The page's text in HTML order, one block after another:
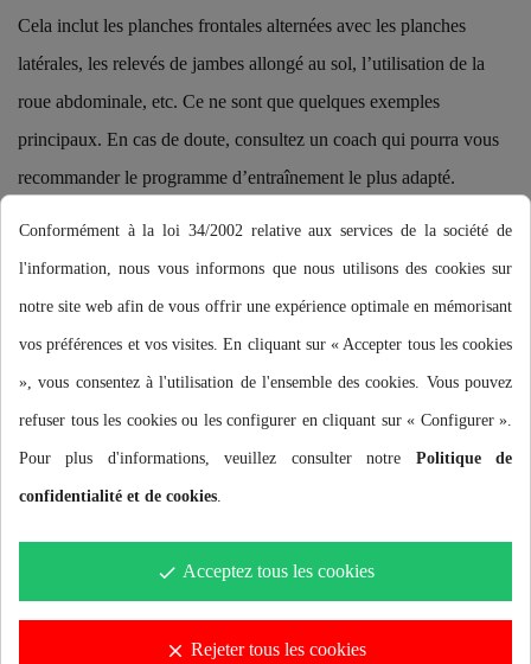
Cela inclut les planches frontales alternées avec les planches
latérales, les relevés de jambes allongé au sol, l’utilisation de la
roue abdominale, etc. Ce ne sont que quelques exemples
principaux. En cas de doute, consultez un coach qui pourra vous
recommander le programme d’entraînement le plus adapté.
Pour faciliter l’entraînement dans l’eau, BUDDYSWIM a
développé un maillot en néoprène qui offre une flottabilité
supplémentaire lors des séances en piscine ou en eau libre. Il vous
aide à maintenir la bonne position et l’hydrodynamique tout en
permettant une totale liberté de mouvement des jambes pour tous
les styles de nage.
C’est un excellent outil adapté à tous les niveaux de nageurs,
une meilleure coordination, une exécution plus précise et un
battement plus puissant, augmentant ainsi la propulsion.
Conformément à la loi 34/2002 relative aux services de la société de
l'information, nous vous informons que nous utilisons des cookies sur
notre site web afin de vous offrir une expérience optimale en mémorisant
vos préférences et vos visites. En cliquant sur « Accepter tous les cookies
», vous consentez à l'utilisation de l'ensemble des cookies. Vous pouvez
refuser tous les cookies ou les configurer en cliquant sur « Configurer ».
Pour plus d'informations, veuillez consulter notre Politique de
confidentialité et de cookies
done Acceptez tous les cookies
clear Rejeter tous les cookies